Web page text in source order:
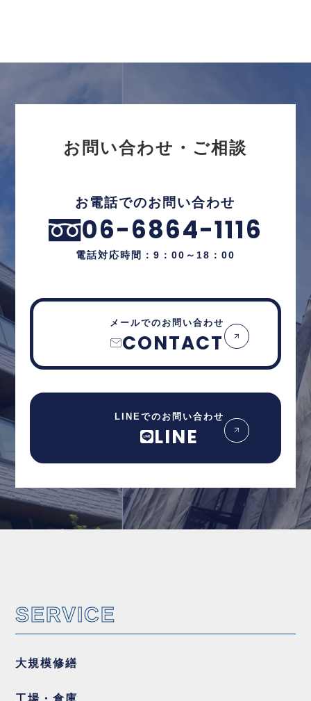
お問い合わせ・ご相談
お電話でのお問い合わせ
06-6864-1116
電話対応時間：9：00～18：00
メールでのお問い合わせ
CONTACT
LINEでのお問い合わせ
LINE
SERVICE
大規模修繕